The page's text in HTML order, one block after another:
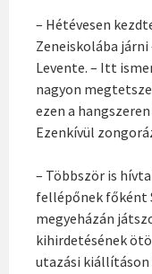
– Hétévesen
Zeneiskolába
Levente. – Itt
nagyon
ezen a
Ezenkívül
– Többször is
fellépőnek főként
megyeházán
kihirdetésének
utazási kiállításon